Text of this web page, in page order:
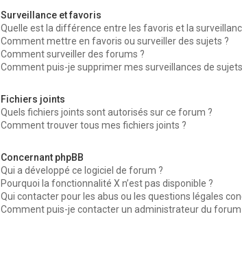
Surveillance et favoris
Quelle est la différence entre les favoris et la
Comment mettre en favoris ou surveiller des sujets ?
Comment surveiller des forums ?
Comment puis-je supprimer mes surveillances de
Fichiers joints
Quels fichiers joints sont autorisés sur ce forum ?
Comment trouver tous mes fichiers joints ?
Concernant phpBB
Qui a développé ce logiciel de forum ?
Pourquoi la fonctionnalité X n’est pas disponible ?
Qui contacter pour les abus ou les questions légales
Comment puis-je contacter un administrateur du forum